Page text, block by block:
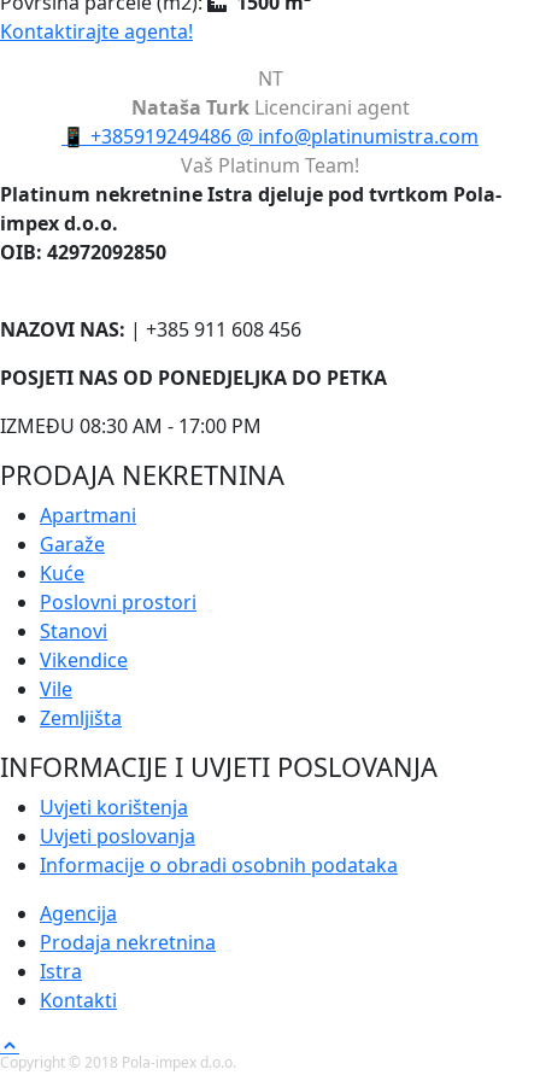
Kontaktirajte agenta!
NT
Nataša Turk Licencirani agent
📱 +385919249486 @ info@platinumistra.com
Vaš Platinum Team!
Platinum nekretnine Istra djeluje pod tvrtkom Pola-
impex d.o.o.
OIB: 42972092850
NAZOVI NAS: | +385 911 608 456
POSJETI NAS OD PONEDJELJKA DO PETKA
IZMEĐU 08:30 AM - 17:00 PM
PRODAJA NEKRETNINA
Apartmani
Garaže
Kuće
Poslovni prostori
Stanovi
Vikendice
Vile
Zemljišta
INFORMACIJE I UVJETI POSLOVANJA
Uvjeti korištenja
Uvjeti poslovanja
Informacije o obradi osobnih podataka
Agencija
Prodaja nekretnina
Istra
Kontakti
Copyright © 2018 Pola-impex d.o.o.